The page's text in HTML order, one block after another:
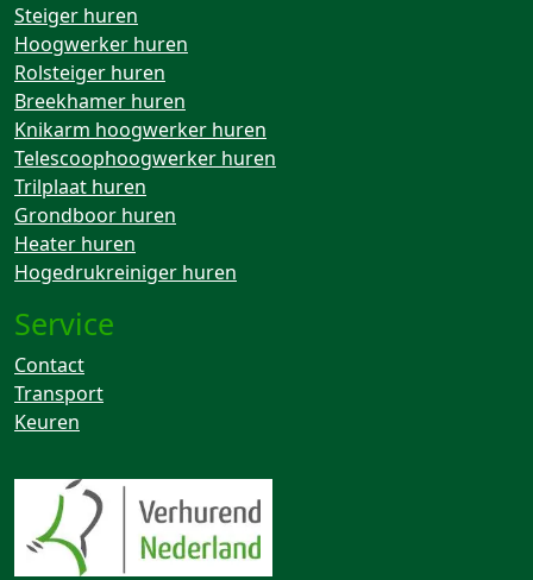
Steiger huren
Hoogwerker huren
Rolsteiger huren
Breekhamer huren
Knikarm hoogwerker huren
Telescoophoogwerker huren
Trilplaat huren
Grondboor huren
Heater huren
Hogedrukreiniger huren
Service
Contact
Transport
Keuren